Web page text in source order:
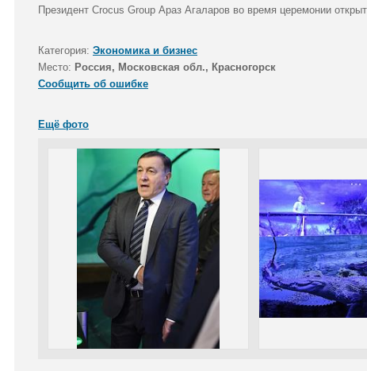
Президент Crocus Group Араз Агаларов во время церемонии
Категория: Экономика и бизнес
Место: Россия, Московская обл., Красногорск
Сообщить об ошибке
Ещё фото